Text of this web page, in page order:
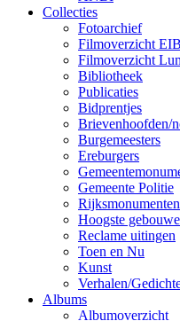
Collecties
Fotoarchief
Filmoverzicht EIB
Filmoverzicht
Bibliotheek
Publicaties
Bidprentjes
Brievenhoofden/
Burgemeesters
Ereburgers
Gemeente Politie
Rijksmonumenten
Hoogste
Reclame uitingen
Toen en Nu
Kunst
Verhalen/
Albums
Albumoverzicht